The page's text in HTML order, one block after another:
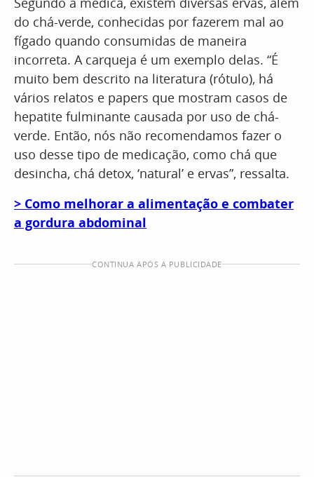
do chá-verde, conhecidas por fazerem mal ao
fígado quando consumidas de maneira
incorreta. A carqueja é um exemplo delas. “É
muito bem descrito na literatura (rótulo), há
vários relatos e papers que mostram casos de
hepatite fulminante causada por uso de chá-
verde. Então, nós não recomendamos fazer o
uso desse tipo de medicação, como chá que
desincha, chá detox, ‘natural’ e ervas”, ressalta.
> Como melhorar a alimentação e combater
a gordura abdominal
CONTINUA APÓS A PUBLICIDADE